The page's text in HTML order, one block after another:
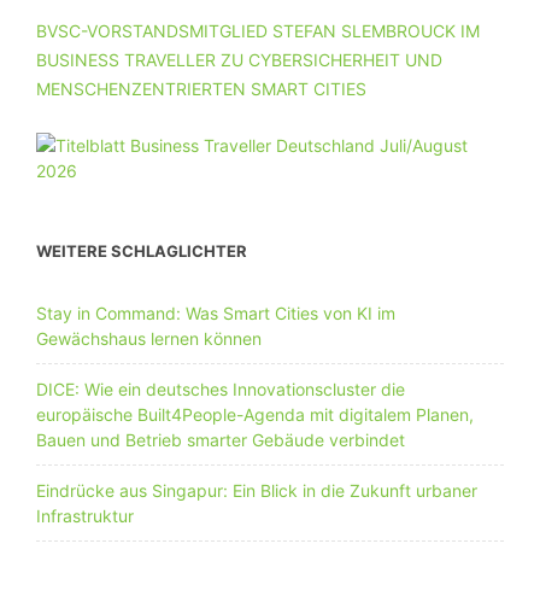
BVSC-VORSTANDSMITGLIED STEFAN SLEMBROUCK IM
BUSINESS TRAVELLER ZU CYBERSICHERHEIT UND
MENSCHENZENTRIERTEN SMART CITIES
WEITERE SCHLAGLICHTER
Stay in Command: Was Smart Cities von KI im
Gewächshaus lernen können
DICE: Wie ein deutsches Innovationscluster die
europäische Built4People-Agenda mit digitalem Planen,
Bauen und Betrieb smarter Gebäude verbindet
Eindrücke aus Singapur: Ein Blick in die Zukunft urbaner
Infrastruktur